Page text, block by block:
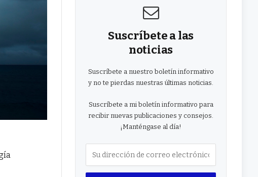
Suscríbete a las
noticias
Suscríbete a nuestro boletín informativo
y no te pierdas nuestras últimas noticias.
Suscríbete a mi boletín informativo para
recibir nuevas publicaciones y consejos.
¡Manténgase al día!